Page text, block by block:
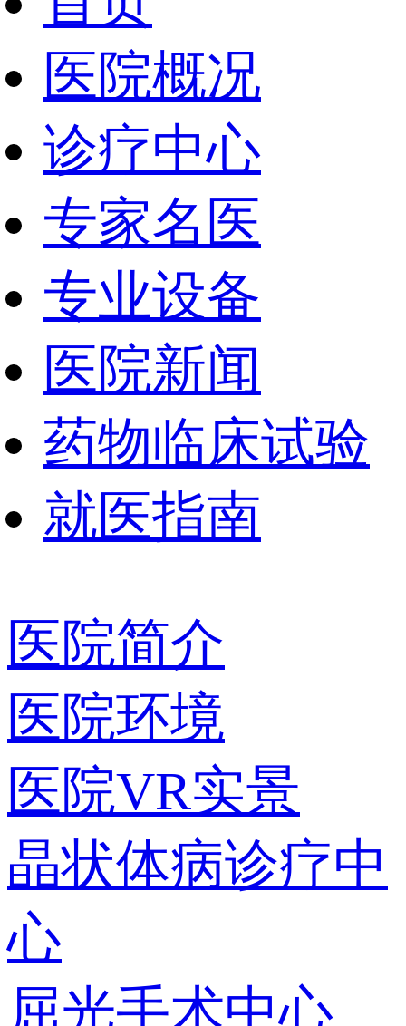
医院概况
诊疗中心
专家名医
专业设备
医院新闻
药物临床试验
就医指南
医院简介
医院环境
医院VR实景
晶状体病诊疗中
心
屈光手术中心